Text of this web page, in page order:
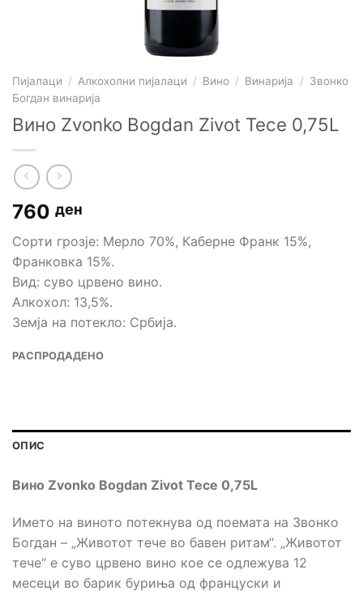
Пијалаци / Алкохолни пијалаци / Вино / Винарија / Звонко
Богдан винарија
Вино Zvonko Bogdan Zivot Tece 0,75L
760 ден
Сорти грозје: Мерло 70%, Каберне Франк 15%,
Франковка 15%.
Вид: суво црвено вино.
Алкохол: 13,5%.
Земја на потекло: Србија.
РАСПРОДАДЕНО
ОПИС
Вино Zvonko Bogdan Zivot Tece 0,75L
Името на виното потекнува од поемата на Звонко
Богдан – „Животот тече во бавен ритам“. „Животот
тече“ е суво црвено вино кое се одлежува 12
месеци во барик буриња од француски и